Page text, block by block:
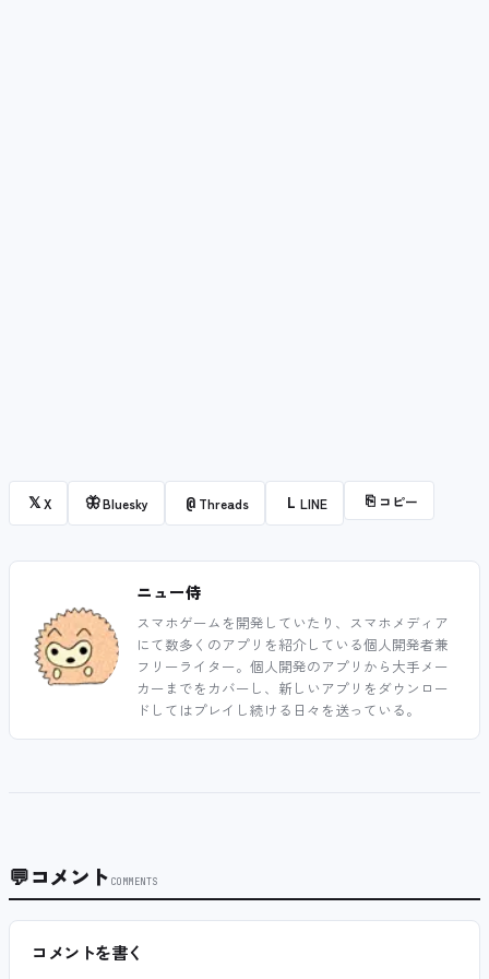
𝕏X 🦋Bluesky @ Threads L LINE ⎘ コピー
ニュー侍
スマホゲームを開発していたり、スマホメディア
にて数多くのアプリを紹介している個人開発者兼
フリーライター。個人開発のアプリから大手メー
カーまでをカバーし、新しいアプリをダウンロー
ドしてはプレイし続ける日々を送っている。
💬コメント COMMENTS
コメントを書く